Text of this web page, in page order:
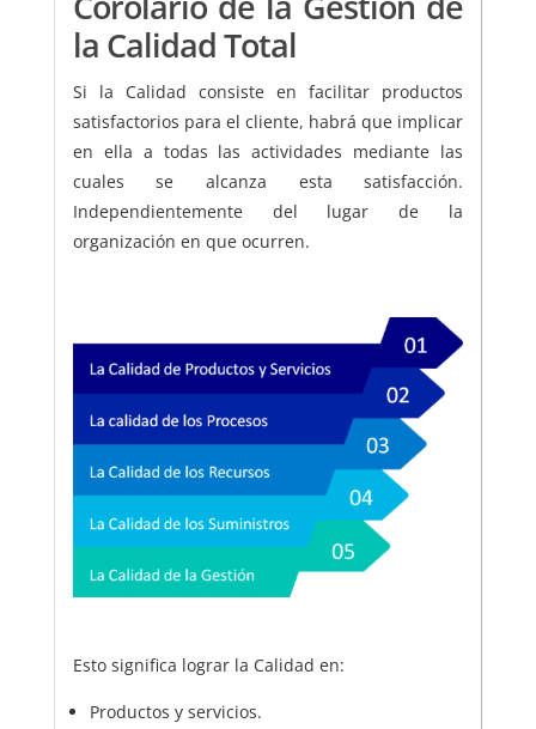
la Calidad Total
Si la Calidad consiste en facilitar productos
satisfactorios para el cliente, habrá que implicar
en ella a todas las actividades mediante las
cuales se alcanza esta satisfacción.
Independientemente del lugar de la
organización en que ocurren.
Esto significa lograr la Calidad en:
Productos y servicios.